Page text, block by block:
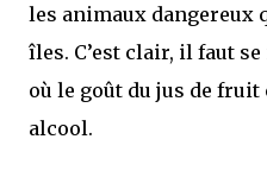
les animaux dangereux
îles. C’est clair, il faut
où le goût du jus de fruit
alcool.